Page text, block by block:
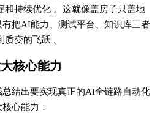
和持续优化 。这就像盖房子只盖地
把AI能力、测试平台、知识库三者
变的飞跃 。
核心能力
结出要实现真正的AI全链路自动化
心能力：